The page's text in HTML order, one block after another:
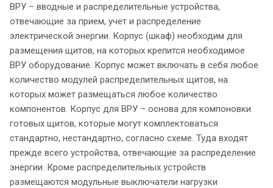
ВРУ – вводные и распределительные устройства,
отвечающие за прием, учет и распределение
электрической энергии. Корпус (шкаф) необходим для
размещения щитов, на которых крепится необходимое
ВРУ оборудование. Корпус может включать в себя любое
количество модулей распределительных щитов, на
которых может размещаться любое количество
компонентов. Корпус для ВРУ – основа для компоновки
готовых щитов, которые могут комплектоваться
стандартно, нестандартно, согласно схеме. Туда входят
прежде всего устройства, отвечающие за распределение
энергии. Кроме распределительных устройств
размещаются модульные выключатели нагрузки